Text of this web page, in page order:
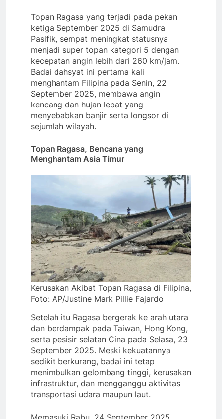
Topan Ragasa yang terjadi pada pekan
ketiga September 2025 di Samudra
Pasifik, sempat meningkat statusnya
menjadi super topan kategori 5 dengan
kecepatan angin lebih dari 260 km/jam.
Badai dahsyat ini pertama kali
menghantam Filipina pada Senin, 22
September 2025, membawa angin
kencang dan hujan lebat yang
menyebabkan banjir serta longsor di
sejumlah wilayah.
Topan Ragasa, Bencana yang
Menghantam Asia Timur
Kerusakan Akibat Topan Ragasa di Filipina,
Foto: AP/Justine Mark Pillie Fajardo
Setelah itu Ragasa bergerak ke arah utara
dan berdampak pada Taiwan, Hong Kong,
serta pesisir selatan Cina pada Selasa, 23
September 2025. Meski kekuatannya
sedikit berkurang, badai ini tetap
menimbulkan gelombang tinggi, kerusakan
infrastruktur, dan mengganggu aktivitas
transportasi udara maupun laut.
Memasuki Rabu, 24 September 2025,